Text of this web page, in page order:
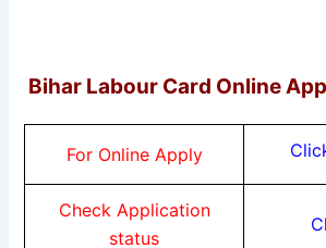
Bihar Labour Card Online
For Online Apply
Check Application
status